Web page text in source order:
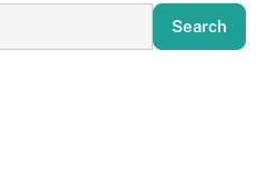
Search